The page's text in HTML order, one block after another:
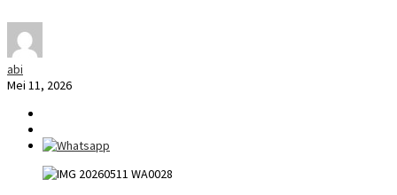
abi
Mei 11, 2026